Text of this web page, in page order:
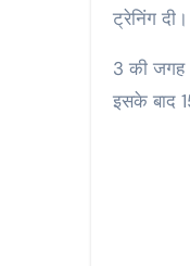
ट्रेनिंग दी।
3 की जगह
इसके बाद